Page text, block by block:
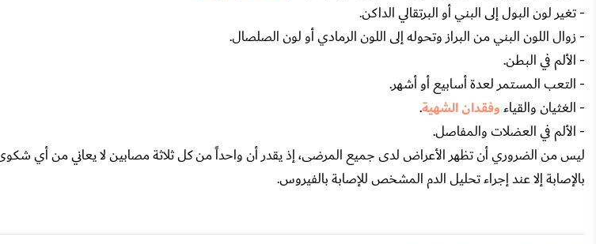
- تغير لون البول إلى البني أو البرتقالي الداكن.
- زوال اللون البني من البراز وتحوله إلى اللون الرمادي أو لون الصلصال.
- الألم في البطن.
- التعب المستمر لعدة أسابيع أو أشهر.
- الغثيان والقياءوفقدان الشهية.
- الألم في العضلات والمفاصل.
ليس من الضروري أن تظهر الأعراض لدى جميع المرضى، إذ يقدر أن واحداً من كل ثلاثة مصابين لا يعاني من أي
بالإصابة إلا عند إجراء تحليل الدم المشخص للإصابة بالفيروس.